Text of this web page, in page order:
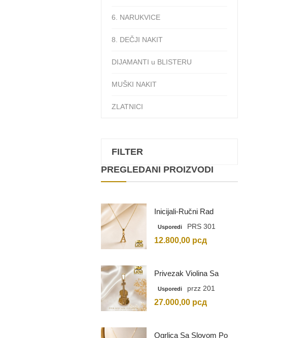
6. NARUKVICE
8. DEČJI NAKIT
DIJAMANTI u BLISTERU
MUŠKI NAKIT
ZLATNICI
FILTER
PREGLEDANI PROIZVODI
Inicijali-Ručni Rad
Usporedi PRS 301
12.800,00 рсд
Privezak Violina Sa
Graviranim Inicijalima
Usporedi przz 201
27.000,00 рсд
Ogrlica Sa Slovom Po